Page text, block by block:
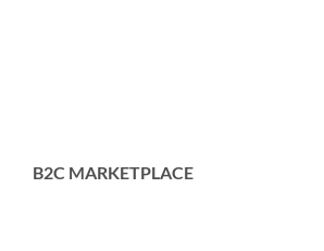
B2C MARKETPLACE